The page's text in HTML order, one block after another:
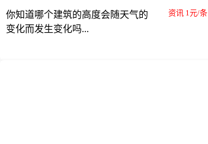
你知道哪个建筑的高度会随天气的
变化而发生变化吗...
资讯 1元/条